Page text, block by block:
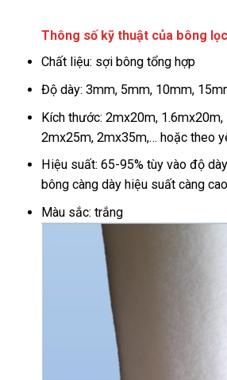
Thông số kỹ thuật của bông
Chất liệu: sợi bông tổng hợp
Độ dày: 3mm, 5mm, 10mm,
Kích thước: 2mx20m, 1.6mx20m,
2mx25m, 2mx35m,… hoặc theo
Hiệu suất: 65-95% tùy vào độ
bông càng dày hiệu suất càng
Màu sắc: trắng